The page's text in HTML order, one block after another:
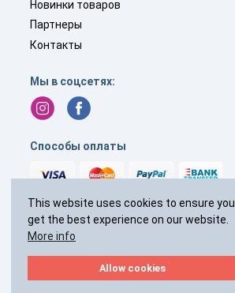
This website uses cookies to ensure you
get the best experience on our website.
More info
Allow cookies
Новинки товаров
Партнеры
Контакты
Мы в соцсетях:
Способы оплаты
+44(0) 238 040 7287
с 9:00 до 19:00 без выходных
2026 © Все права защищены